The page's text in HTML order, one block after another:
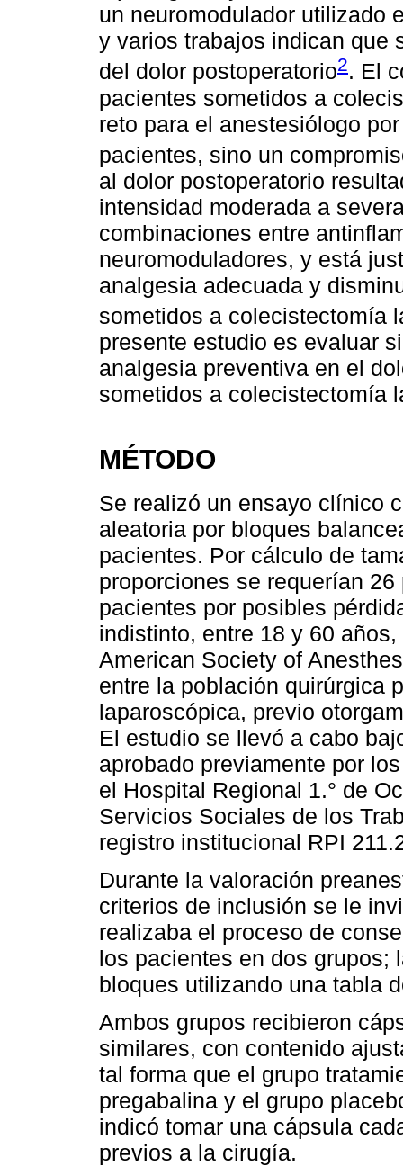
un neuromodulador utilizado
y varios trabajos indican que
del dolor postoperatorio2. El
pacientes sometidos a
reto para el anestesiólogo
pacientes, sino un
al dolor postoperatorio
intensidad moderada a
combinaciones entre
neuromoduladores, y está
analgesia adecuada y
sometidos a colecistectomía
presente estudio es evaluar
analgesia preventiva en el
sometidos a colecistectomía
MÉTODO
Se realizó un ensayo clínico
aleatoria por bloques
pacientes. Por cálculo de
proporciones se requerían
pacientes por posibles
indistinto, entre 18 y 60
American Society of
entre la población quirúrgica
laparoscópica, previo
El estudio se llevó a cabo
aprobado previamente por
el Hospital Regional 1.° de
Servicios Sociales de los
registro institucional RPI
Durante la valoración
criterios de inclusión se le
realizaba el proceso de
los pacientes en dos grupos;
bloques utilizando una tabla
Ambos grupos recibieron
similares, con contenido
tal forma que el grupo
pregabalina y el grupo
indicó tomar una cápsula
previos a la cirugía.